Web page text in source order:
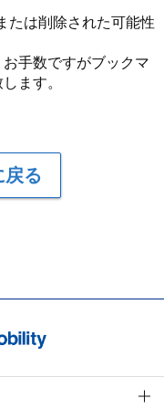
たは削除された可能性
手数ですがブックマ
ます。
戻る